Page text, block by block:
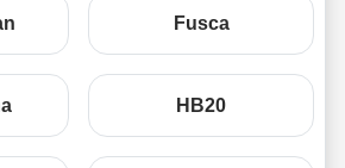
Fusca
HB20